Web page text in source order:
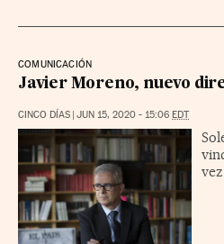
COMUNICACIÓN
Javier Moreno, nuevo
CINCO DÍAS | JUN 15, 2020 - 15:06 EDT